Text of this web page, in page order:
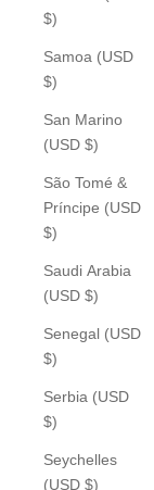
$)
Samoa (USD
$)
San Marino
(USD $)
São Tomé &
Príncipe (USD
$)
Saudi Arabia
(USD $)
Senegal (USD
$)
Serbia (USD
$)
Seychelles
(USD $)